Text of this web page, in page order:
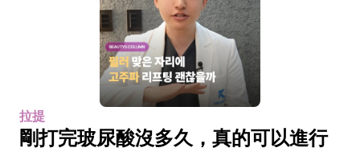
拉提
剛打完玻尿酸沒多久，真的可以進行